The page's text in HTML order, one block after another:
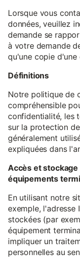
Lorsque vous
données, veuillez
demande se
à votre demande
qu'une copie
Définitions
Notre politique de
compréhensible
confidentialité, les
sur la protection
généralement
expliquées dans
Accès et
équipements
En utilisant notre
exemple, l'adresse
stockées (par
équipement
impliquer un
personnelles au